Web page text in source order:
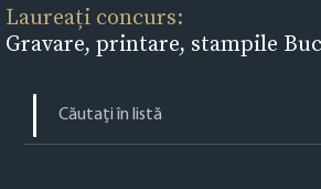
Laureați concurs:
Gravare, printare, stampile